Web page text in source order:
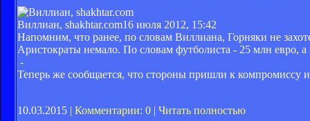
Виллиан, shakhtar.com16 июля 2012, 15:42
Напомним, что ранее, по словам Виллиана, Горняки не
Аристократы немало. По словам футболиста - 25 млн евро,
-
Теперь же сообщается, что стороны пришли к компромиссу
10.03.2015 | Комментарии: 0 | Читать полностью